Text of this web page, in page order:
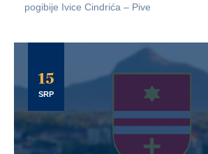
pogibije Ivice Cindrića – Pive
15
SRP